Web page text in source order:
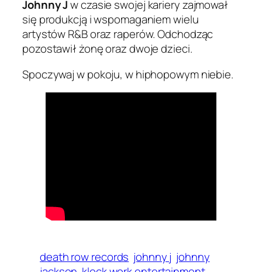
Johnny Jw czasie swojej kariery zajmował
się produkcją i wspomaganiem wielu
artystów R&B oraz raperów. Odchodząc
pozostawił żonę oraz dwoje dzieci.
Spoczywaj w pokoju, w hiphopowym niebie.
death row records johnny j johnny